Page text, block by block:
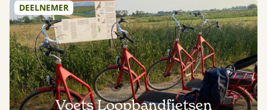
DEELNEMER
Voets Loopbandfietsen